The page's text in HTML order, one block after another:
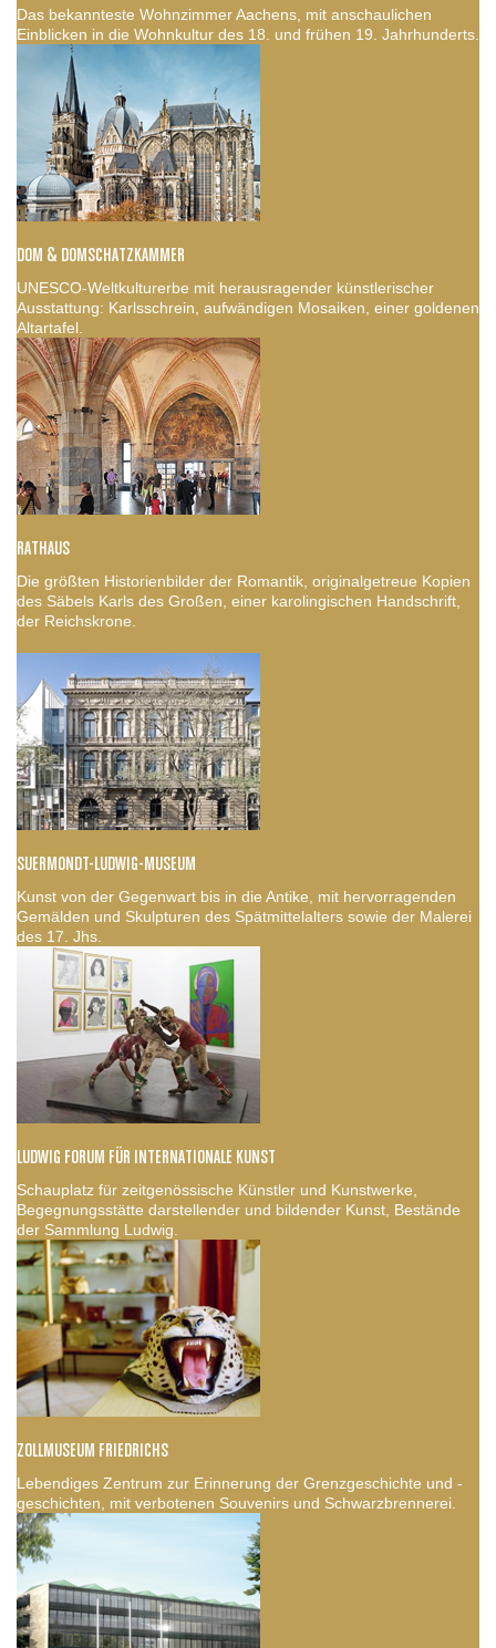
Das bekannteste Wohnzimmer Aachens, mit anschaulichen
Einblicken in die Wohnkultur des 18. und frühen 19. Jahrhunderts.
DOM & DOMSCHATZKAMMER
UNESCO-Weltkulturerbe mit herausragender künstlerischer
Ausstattung: Karlsschrein, aufwändigen Mosaiken, einer goldenen
Altartafel.
RATHAUS
Die größten Historienbilder der Romantik, originalgetreue Kopien
des Säbels Karls des Großen, einer karolingischen Handschrift,
der Reichskrone.
SUERMONDT-LUDWIG-MUSEUM
Kunst von der Gegenwart bis in die Antike, mit hervorragenden
Gemälden und Skulpturen des Spätmittelalters sowie der Malerei
des 17. Jhs.
LUDWIG FORUM FÜR INTERNATIONALE KUNST
Schauplatz für zeitgenössische Künstler und Kunstwerke,
Begegnungsstätte darstellender und bildender Kunst, Bestände
der Sammlung Ludwig.
ZOLLMUSEUM FRIEDRICHS
Lebendiges Zentrum zur Erinnerung der Grenzgeschichte und -
geschichten, mit verbotenen Souvenirs und Schwarzbrennerei.